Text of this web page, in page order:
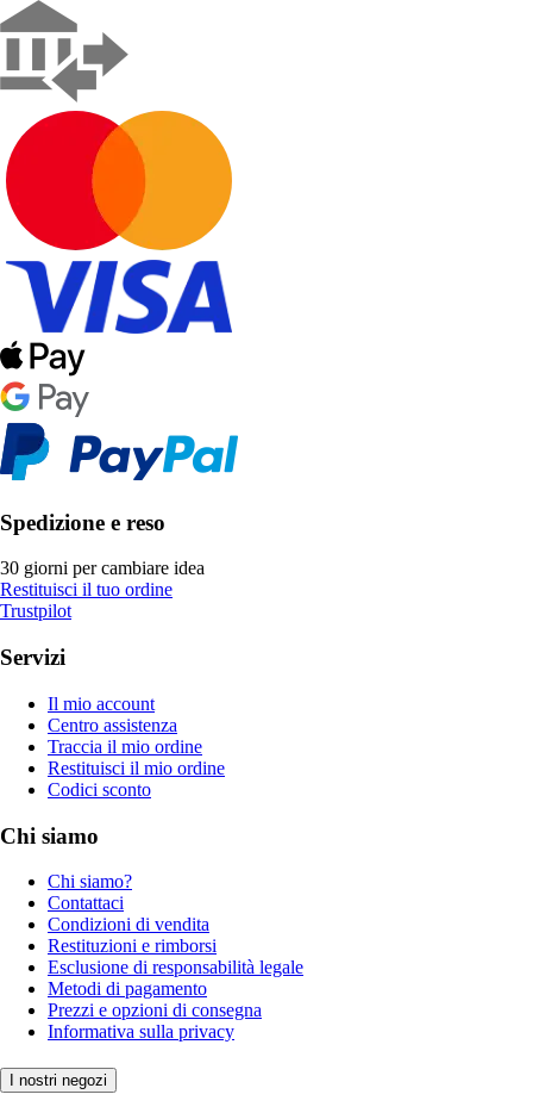
Spedizione e reso
30 giorni per cambiare idea
Restituisci il tuo ordine
Trustpilot
Servizi
Il mio account
Centro assistenza
Traccia il mio ordine
Restituisci il mio ordine
Codici sconto
Chi siamo
Chi siamo?
Contattaci
Condizioni di vendita
Restituzioni e rimborsi
Esclusione di responsabilità legale
Metodi di pagamento
Prezzi e opzioni di consegna
Informativa sulla privacy
I nostri negozi